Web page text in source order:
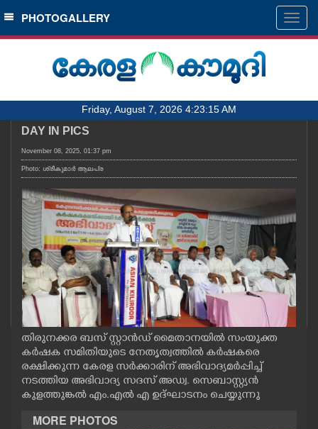
SECTIONS
HOME
NOTIFIED NEWS
KERALA
LOCAL
OBITUARY
NEWS 360
CASE DIARY
CINEMA
PHOTOGALLERY
Friday, August 7, 2026 4:23:15 AM
DAY IN PICS
November 08, 2025, 01:37 pm
Photo: ശ്രീകുമാർ ആലപ്ര
തിരുനക്കര ബസ് സ്റ്റാൻഡ് മൈതാനയിൽ സംയുക്ത
കർഷക സമിതിയുടെ നേതൃത്വത്തിൽ കർഷകരെ
രക്ഷിക്കുന്ന കേരള സർക്കാരിന് അഭിവാദ്യമർപ്പിച്ച്
നടത്തിയ അഭിവാദ്യ സദസ് അഡ്വ. സെബാസ്റ്റ്യൻ
കുളത്തുങ്കൽ എം.എൽ എ ഉദ്ഘാടനം ചെയ്യുന്നു
MORE PHOTOS